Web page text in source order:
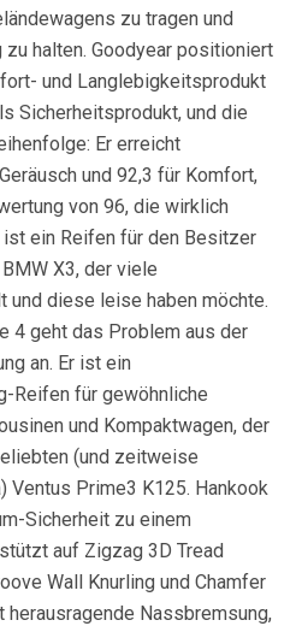
zu tragen und
zu halten. Goodyear positioniert
und Langlebigkeitsprodukt
Sicherheitsprodukt, und die
Er erreicht
und 92,3 für Komfort,
von 96, die wirklich
ein Reifen für den Besitzer
X3, der viele
und diese leise haben möchte.
4 geht das Problem aus der
an. Er ist ein
Reifen für gewöhnliche
und Kompaktwagen, der
(und zeitweise
Ventus Prime3 K125. Hankook
Sicherheit zu einem
auf Zigzag 3D Tread
Wall Knurling und Chamfer
herausragende Nassbremsung,